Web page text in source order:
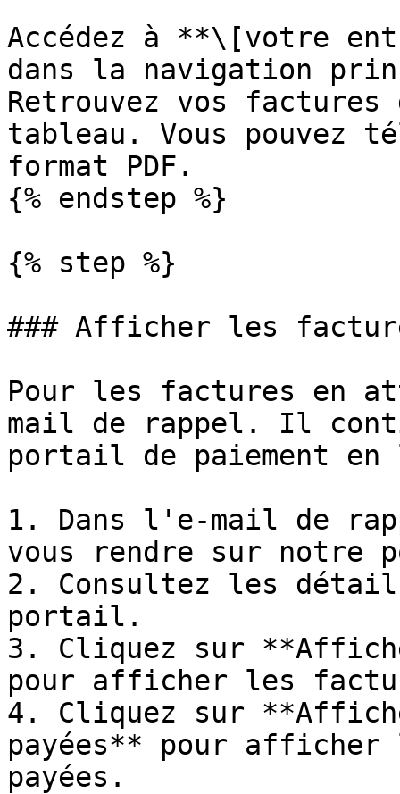
Accédez à **\[votre
dans la navigation
Retrouvez vos
tableau. Vous pouvez
format PDF.
{% endstep %}
{% step %}
### Afficher les
Pour les factures en
mail de rappel. Il
portail de paiement
1. Dans l'e-mail de
vous rendre sur
2. Consultez les
portail.
3. Cliquez sur
pour afficher les
4. Cliquez sur
payées** pour
payées.